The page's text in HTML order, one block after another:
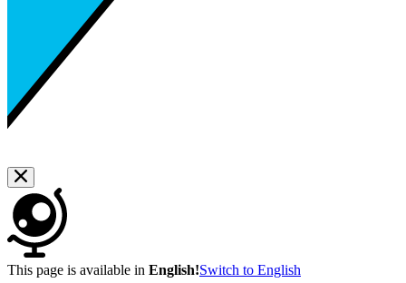
This page is available in English!Switch to English